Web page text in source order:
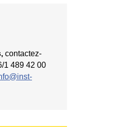
contactez-
1 489 42 00